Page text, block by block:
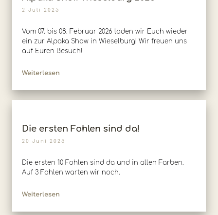
2 Juli 2025
Vom 07. bis 08. Februar 2026 laden wir Euch wieder
ein zur Alpaka Show in Wieselburg! Wir freuen uns
auf Euren Besuch!
Weiterlesen
Die ersten Fohlen sind da!
20 Juni 2025
Die ersten 10 Fohlen sind da und in allen Farben.
Auf 3 Fohlen warten wir noch.
Weiterlesen